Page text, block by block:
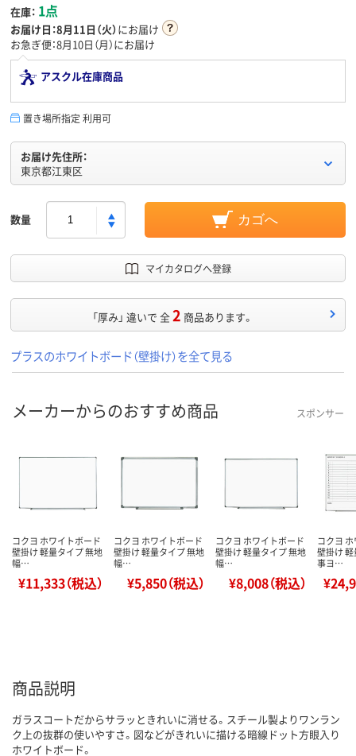
在庫： 1点
お届け日：8月11日（火）にお届け
お急ぎ便：8月10日（月）にお届け
アスクル在庫商品
置き場所指定 利用可
お届け先住所：
東京都江東区
数量 カゴへ
マイカタログへ登録
「厚み」 違いで 全2 商品あります。
プラスのホワイトボード（壁掛け）を全て見る
メーカーからのおすすめ商品 スポンサー
コクヨ ホワイトボード
壁掛け 軽量タイプ 無地
幅…
¥11,333（税込）
コクヨ ホワイトボード
壁掛け 軽量タイプ 無地
幅…
¥5,850（税込）
コクヨ ホワイトボード
壁掛け 軽量タイプ 無地
幅…
¥8,008（税込）
コクヨ
壁掛け
事ヨ…
商品説明
ガラスコートだからサラッときれいに消せる。スチール製よりワンラン
ク上の抜群の使いやすさ。図などがきれいに描ける暗線ドット方眼入り
ホワイトボード。